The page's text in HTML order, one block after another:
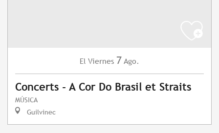
El Viernes 7 Ago.
Concerts - A Cor Do Brasil et Straits
MÚSICA
Guilvinec